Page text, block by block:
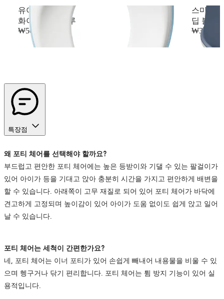
유아 변기커버
화이트/오션블루
₩56,000
스마트
딥 블루/
₩39,000
특장점
왜 포티 체어를 선택해야 할까요?
부드럽고 편안한 포티 체어에는 높은 등받이와 기댈 수 있는 팔걸이가
있어 아이가 등을 기대고 앉아 충분히 시간을 가지고 편안하게 배변을
할 수 있습니다. 아래쪽이 고무 재질로 되어 있어 포티 체어가 바닥에
견고하게 고정되며 높이감이 있어 아이가 도움 없이도 쉽게 앉고 일어
날 수 있습니다.
포티 체어는 세척이 간편한가요?
네, 포티 체어는 이너 포티가 있어 손쉽게 빼내어 내용물을 비울 수 있
으며 헹구거나 닦기 편리합니다. 포티 체어는 튐 방지 기능이 있어 실
용적입니다.